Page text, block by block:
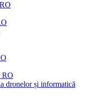
RO
dronelor și informatică